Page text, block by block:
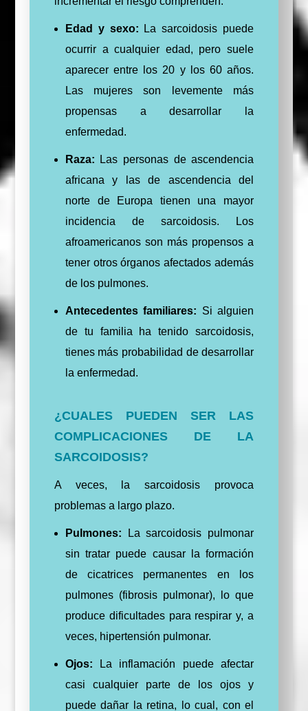
Edad y sexo: La sarcoidosis puede
ocurrir a cualquier edad, pero suele
aparecer entre los 20 y los 60 años.
Las mujeres son levemente más
propensas a desarrollar la
enfermedad.
Raza: Las personas de ascendencia
africana y las de ascendencia del
norte de Europa tienen una mayor
incidencia de sarcoidosis. Los
afroamericanos son más propensos a
tener otros órganos afectados además
de los pulmones.
Antecedentes familiares: Si alguien
de tu familia ha tenido sarcoidosis,
tienes más probabilidad de desarrollar
la enfermedad.
¿CUALES PUEDEN SER LAS
COMPLICACIONES DE LA
SARCOIDOSIS?
A veces, la sarcoidosis provoca
problemas a largo plazo.
Pulmones: La sarcoidosis pulmonar
sin tratar puede causar la formación
de cicatrices permanentes en los
pulmones (fibrosis pulmonar), lo que
produce dificultades para respirar y, a
veces, hipertensión pulmonar.
Ojos: La inflamación puede afectar
casi cualquier parte de los ojos y
puede dañar la retina, lo cual, con el